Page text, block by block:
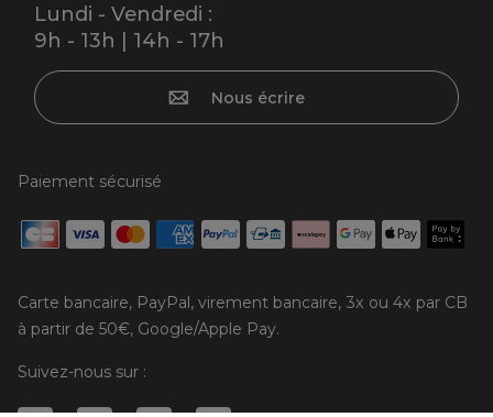
Lundi - Vendredi :
9h - 13h | 14h - 17h
Nous écrire
Paiement sécurisé
Carte bancaire, PayPal, virement bancaire, 3x ou 4x par CB
à partir de 50€, Google/Apple Pay.
Suivez-nous sur :